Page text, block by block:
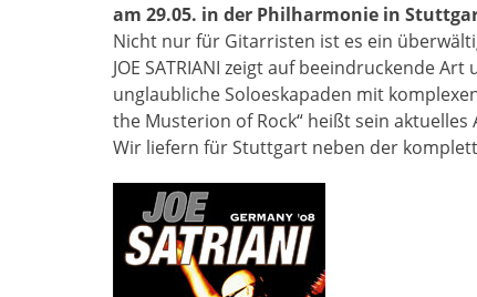
am 29.05. in der Philharmonie in
Nicht nur für Gitarristen ist es ein
JOE SATRIANI zeigt auf beeindruckende
unglaubliche Soloeskapaden mit
the Musterion of Rock“ heißt sein
Wir liefern für Stuttgart neben der